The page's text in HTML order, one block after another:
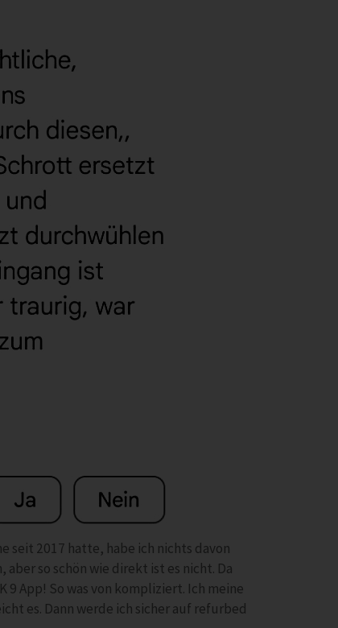
seit 2017 hatte, habe ich nichts davon
so schön wie direkt ist es nicht. Da
9 App! So was von kompliziert. Ich meine
es. Dann werde ich sicher auf refurbed